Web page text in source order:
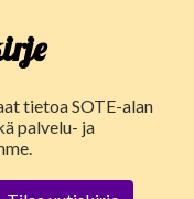
tietoa SOTE-alan
palvelu- ja